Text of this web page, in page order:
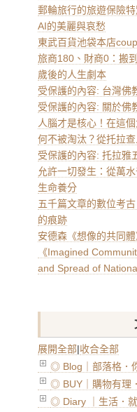
郵輪旅行的旅遊保險
AI的美麗與哀愁
東武百貨池袋本店
旅商180、財商0：搬
歲後的人生劇本
受保護的內容: 台灣佛
受保護的內容: 關於佛
人腦才是核心！在這
何不被淘汰？從托拉
受保護的內容: 托拉雅
允許一切發生：從萬
生命養分
五千篇文章的數位考
的痕跡
安德森《想像的共同
《Imagined
and Spread of
展開全部|收合全部
◎ Blog｜部落格．
◎ BUY｜購物有理
◎ Diary ｜生活．